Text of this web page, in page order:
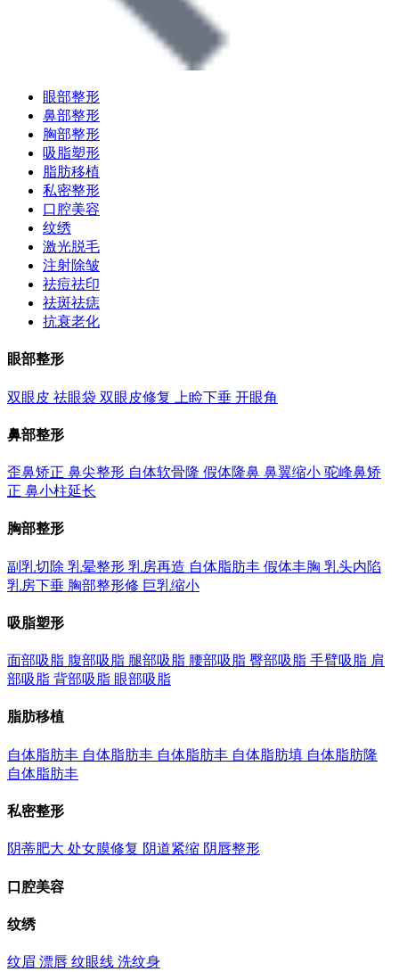
眼部整形
鼻部整形
胸部整形
吸脂塑形
脂肪移植
私密整形
口腔美容
纹绣
激光脱毛
注射除皱
祛痘祛印
祛斑祛痣
抗衰老化
眼部整形
双眼皮 祛眼袋 双眼皮修复 上睑下垂 开眼角
鼻部整形
歪鼻矫正 鼻尖整形 自体软骨隆 假体隆鼻 鼻翼缩小 驼峰鼻矫
正 鼻小柱延长
胸部整形
副乳切除 乳晕整形 乳房再造 自体脂肪丰 假体丰胸 乳头内陷
乳房下垂 胸部整形修 巨乳缩小
吸脂塑形
面部吸脂 腹部吸脂 腿部吸脂 腰部吸脂 臀部吸脂 手臂吸脂 肩
部吸脂 背部吸脂 眼部吸脂
脂肪移植
自体脂肪丰 自体脂肪丰 自体脂肪丰 自体脂肪填 自体脂肪隆
自体脂肪丰
私密整形
阴蒂肥大 处女膜修复 阴道紧缩 阴唇整形
口腔美容
纹绣
纹眉 漂唇 纹眼线 洗纹身